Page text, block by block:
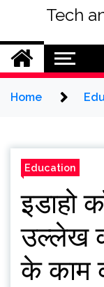
Tech
Home
Education
इडाहो
उल्लेख
के काम